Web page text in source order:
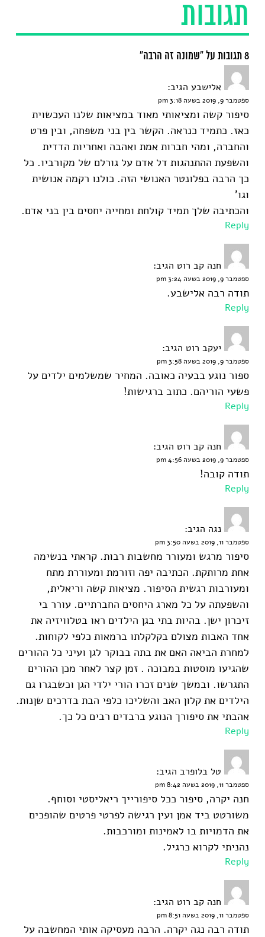
תגובות
8 תגובות על “שמונה זה הרבה”
אלישבע הגיב:
ספטמבר 9, 2019 בשעה 3:18 pm
סיפור קשה ומציאותי מאוד במציאות שלנו העכשוית
כאז. כתמיד כנראה. הקשר בין בני משפחה, ובין פרט
והחברה, ומהי חברות אמת ואהבה ואחריות הדדית
והשפעת ההתנהגות דל אדם על גורלם של מקורביו. כל
כך הרבה בפלונטר האנושי הזה. כולנו רקמה אנושית
וגו'
והכתיבה שלך תמיד קולחת ומחייה יחסים בין בני אדם.
Reply
חנה קב רוט הגיב:
ספטמבר 9, 2019 בשעה 3:24 pm
תודה רבה אלישבע.
Reply
יעקב רוט הגיב:
ספטמבר 9, 2019 בשעה 3:58 pm
ספור נוגע בבעיה כאובה. המחיר שמשלמים ילדים על
פשעי הוריהם. כתוב ברגישות!
Reply
חנה קב רוט הגיב:
ספטמבר 9, 2019 בשעה 4:56 pm
תודה קובה!
Reply
נגה הגיב:
ספטמבר 11, 2019 בשעה 3:50 pm
סיפור מרגש ומעורר מחשבות רבות. קראתי בנשימה
אחת מרותקת. הכתיבה יפה וזורמת ומעוררת מתח
ומעורבות רגשית הסיפור. מציאות קשה וריאלית,
והשפעתה על כל מארג היחסים החברתיים. עורר בי
זיכרון ישן. בהיות בתי בגן הילדים ראו בטלוויזיה את
אחד האבות מצולם בקלקלתו ברמאות כלפי לקוחות.
למחרת הביאה האם את בתה בבוקר לגן ועיני כל ההורים
שהגיעו מוסטות במבוכה . זמן קצר לאחר מכן ההורים
התגרשו. ובמשך שנים זכרו הורי ילדי הגן וכשבגרו גם
הילדים את קלון האב והשליכו כלפי הבת בדרכים שןנות.
אהבתי את סיפורך הנוגע ברבדים רבים כל כך.
Reply
טל בלופרב הגיב:
ספטמבר 11, 2019 בשעה 8:42 pm
חנה יקרה, סיפור ככל סיפורייך ריאליסטי וסוחף.
משורטט ביד אמן ועין רגישה לפרטי פרטים שהופכים
את הדמויות בו לאמינות ומורכבות.
נהניתי לקרוא כרגיל.
Reply
חנה קב רוט הגיב:
ספטמבר 11, 2019 בשעה 8:51 pm
תודה רבה נגה יקרה. הרבה מעסיקה אותי המחשבה על